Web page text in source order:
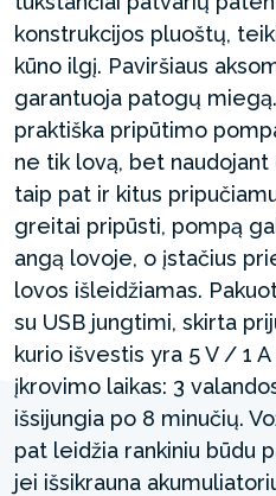
konstrukcijos pluoštų,
kūno ilgį. Paviršiaus
garantuoja patogų
praktiška pripūtimo
ne tik lovą, bet
taip pat ir kitus
greitai pripūsti, pompą
angą lovoje, o įstačius
lovos išleidžiamas.
su USB jungtimi, skirta
kurio išvestis yra 5 V / 1
įkrovimo laikas: 3
išsijungia po 8 minučių.
pat leidžia rankiniu būdu
jei išsikrauna